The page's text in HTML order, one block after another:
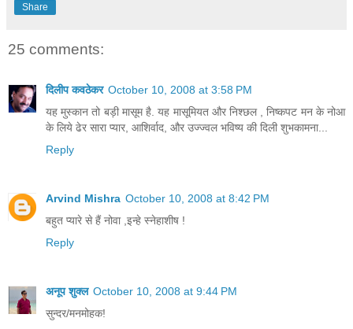
Share
25 comments:
दिलीप कवठेकर October 10, 2008 at 3:58 PM
यह मुस्कान तो बड़ी मासूम है. यह मासूमियत और निश्छल , निष्कपट मन के नोआ
के लिये ढेर सारा प्यार, आशिर्वाद, और उज्ज्वल भविष्य की दिली शुभकामना...
Reply
Arvind Mishra October 10, 2008 at 8:42 PM
बहुत प्यारे से हैं नोवा ,इन्हे स्नेहाशीष !
Reply
अनूप शुक्ल October 10, 2008 at 9:44 PM
सुन्दर/मनमोहक!